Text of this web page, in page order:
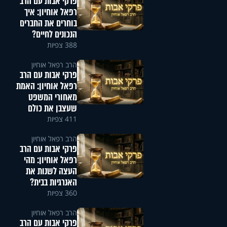
רפאל אוחיון: איך
בוחרים את החברים
הנכונים לחיים?
388 צפיות
הרב רפאל אוחיון
פרקי אבות עם הרב
רפאל אוחיון: האמת
מאחורי המשפט
שעצבן את כולם
411 צפיות
הרב רפאל אוחיון
פרקי אבות עם הרב
רפאל אוחיון: מהי
העצה לשנות את
האנרגיות בבית?
360 צפיות
הרב רפאל אוחיון
פרקי אבות עם הרב